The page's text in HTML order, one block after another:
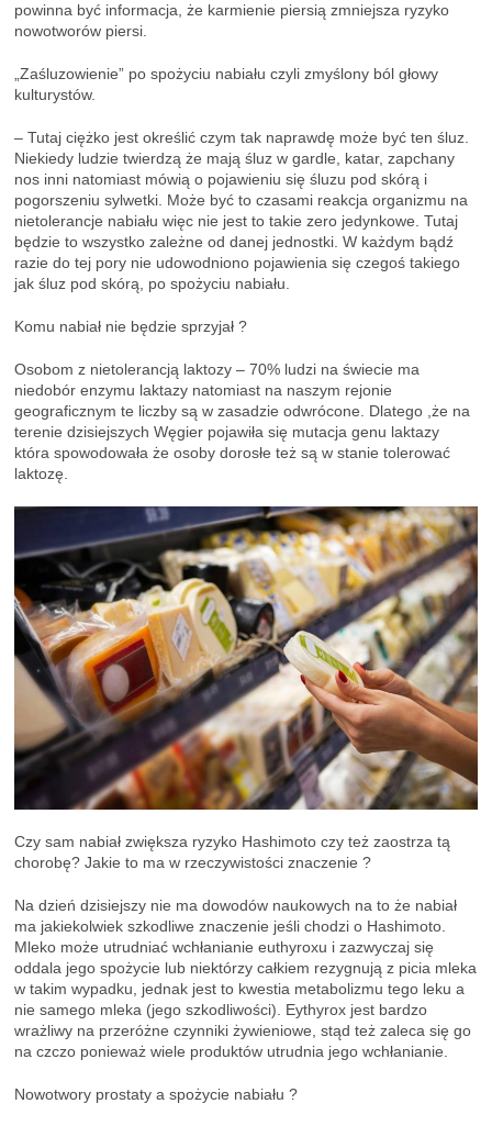
powinna być informacja, że karmienie piersią zmniejsza ryzyko
nowotworów piersi.
„Zaśluzowienie” po spożyciu nabiału czyli zmyślony ból głowy
kulturystów.
– Tutaj ciężko jest określić czym tak naprawdę może być ten śluz.
Niekiedy ludzie twierdzą że mają śluz w gardle, katar, zapchany
nos inni natomiast mówią o pojawieniu się śluzu pod skórą i
pogorszeniu sylwetki. Może być to czasami reakcja organizmu na
nietolerancje nabiału więc nie jest to takie zero jedynkowe. Tutaj
będzie to wszystko zależne od danej jednostki. W każdym bądź
razie do tej pory nie udowodniono pojawienia się czegoś takiego
jak śluz pod skórą, po spożyciu nabiału.
Komu nabiał nie będzie sprzyjał ?
Osobom z nietolerancją laktozy – 70% ludzi na świecie ma
niedobór enzymu laktazy natomiast na naszym rejonie
geograficznym te liczby są w zasadzie odwrócone. Dlatego ,że na
terenie dzisiejszych Węgier pojawiła się mutacja genu laktazy
która spowodowała że osoby dorosłe też są w stanie tolerować
laktozę.
Czy sam nabiał zwiększa ryzyko Hashimoto czy też zaostrza tą
chorobę? Jakie to ma w rzeczywistości znaczenie ?
Na dzień dzisiejszy nie ma dowodów naukowych na to że nabiał
ma jakiekolwiek szkodliwe znaczenie jeśli chodzi o Hashimoto.
Mleko może utrudniać wchłanianie euthyroxu i zazwyczaj się
oddala jego spożycie lub niektórzy całkiem rezygnują z picia mleka
w takim wypadku, jednak jest to kwestia metabolizmu tego leku a
nie samego mleka (jego szkodliwości). Eythyrox jest bardzo
wrażliwy na przeróżne czynniki żywieniowe, stąd też zaleca się go
na czczo ponieważ wiele produktów utrudnia jego wchłanianie.
Nowotwory prostaty a spożycie nabiału ?